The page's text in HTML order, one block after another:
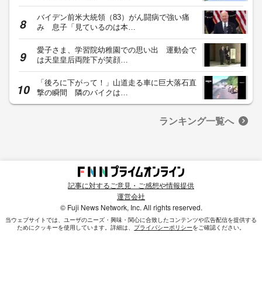
バイデン前米大統領（83）がん闘病で強い痛
み 息子「見ているのは本…
愛子さま、学習院幼稚園での思い出 運動会で
は天皇皇后両陛下が笑顔…
「後ろに下がって！」山道走る車に巨大落石直
撃の瞬間 隣のバイクは…
ランキング一覧へ
記事に対するご意見・ご感想や情報提供
運営会社
© Fuji News Network, Inc. All rights reserved.
当ウェブサイトでは、ユーザのニーズ・興味・関⼼に合致したコンテンツや広告配信を提供する
ためにクッキーを使⽤しています。詳細は、 プライバシーポリシーをご確認ください。